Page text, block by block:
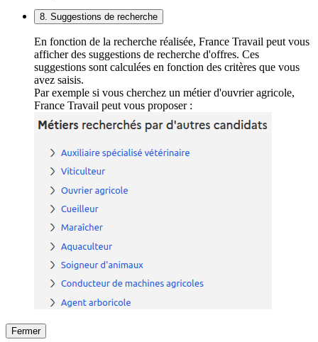
8. Suggestions de recherche
En fonction de la recherche réalisée, France Travail peut vous
afficher des suggestions de recherche d'offres. Ces
suggestions sont calculées en fonction des critères que vous
avez saisis.
Par exemple si vous cherchez un métier d'ouvrier agricole,
France Travail peut vous proposer :
Fermer